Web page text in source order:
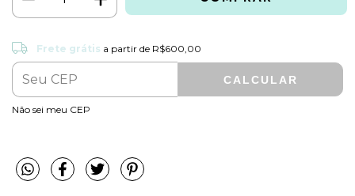
Frete grátis R$600,00
Entregas para o CEP: ALTERAR CEP
Frete grátis a partir de R$600,00
CALCULAR
Não sei meu CEP